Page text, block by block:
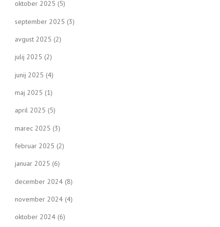
oktober 2025 (5)
september 2025 (3)
avgust 2025 (2)
julij 2025 (2)
junij 2025 (4)
maj 2025 (1)
april 2025 (5)
marec 2025 (3)
februar 2025 (2)
januar 2025 (6)
december 2024 (8)
november 2024 (4)
oktober 2024 (6)